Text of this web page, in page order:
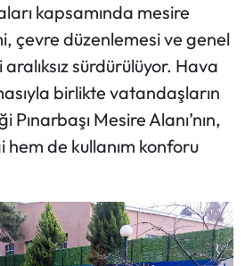
kapsamında mesire
çevre düzenlemesi ve genel
sürdürülüyor. Hava
birlikte vatandaşların
Mesire Alanı’nın,
de kullanım konforu